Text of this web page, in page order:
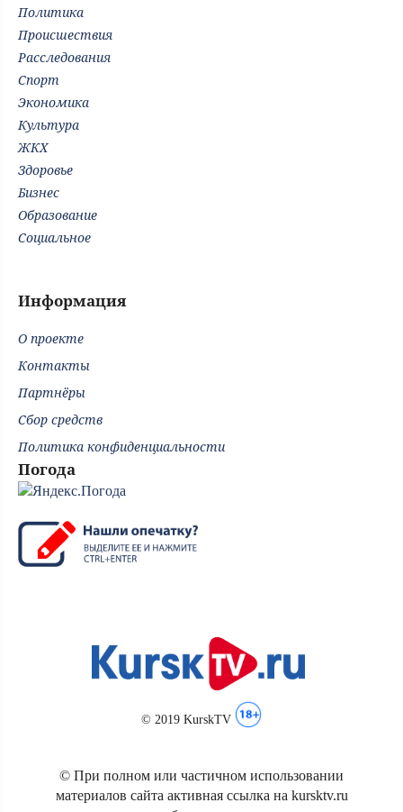
Политика
Происшествия
Расследования
Спорт
Экономика
Культура
ЖКХ
Здоровье
Бизнес
Образование
Социальное
Информация
О проекте
Контакты
Партнёры
Сбор средств
Политика конфиденциальности
Погода
© 2019 KurskTV
© При полном или частичном использовании
материалов сайта активная ссылка на kursktv.ru